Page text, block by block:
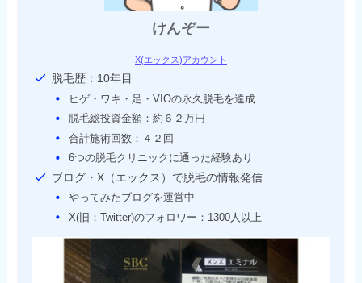
けんぞー
X(エックス)アカウント
脱毛歴：10年目
ヒゲ・ワキ・足・VIOの永久脱毛を達成
脱毛総投資金額：約６２万円
合計施術回数：４２回
6つの脱毛クリニックに通った経験あり
ブログ・X（エックス）で脱毛の情報発信
やってみたブログを運営中
X(旧：Twitter)のフォロワー：1300人以上